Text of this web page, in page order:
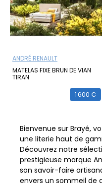
ANDRÉ RENAULT
MATELAS FIXE BRUN DE VIAN
TIRAN
1 600 €
Bienvenue sur Brayé,
une literie haut de
Découvrez notre
prestigieuse marque
son savoir-faire
envers un sommeil de